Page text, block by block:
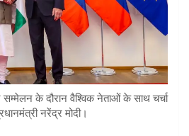
के दौरान वैश्विक नेताओं के साथ चर्चा
नरेंद्र मोदी।